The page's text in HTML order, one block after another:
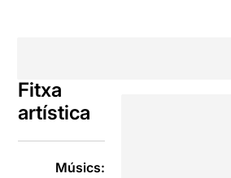
Fitxa
artística
Músics: